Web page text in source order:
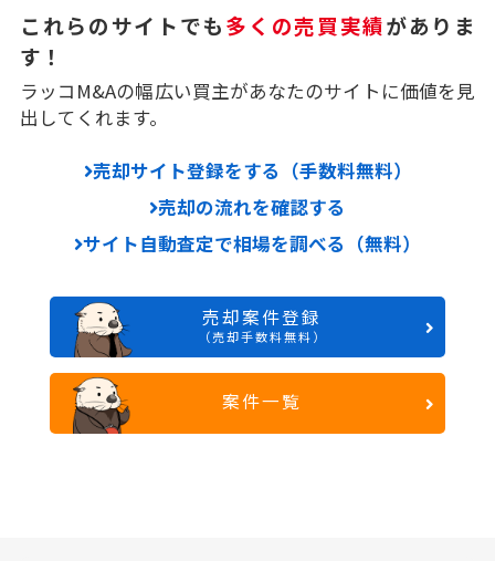
これらのサイトでも多くの売買実績がありま
す！
ラッコM&Aの幅広い買主があなたのサイトに価値を見
出してくれます。
売却サイト登録をする（手数料無料）
売却の流れを確認する
サイト自動査定で相場を調べる（無料）
売却案件登録
（売却手数料無料）
案件一覧